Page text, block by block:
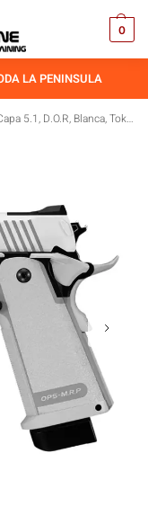
0
LA PENINSULA
D.O.R, Blanca, Tokyo Marui